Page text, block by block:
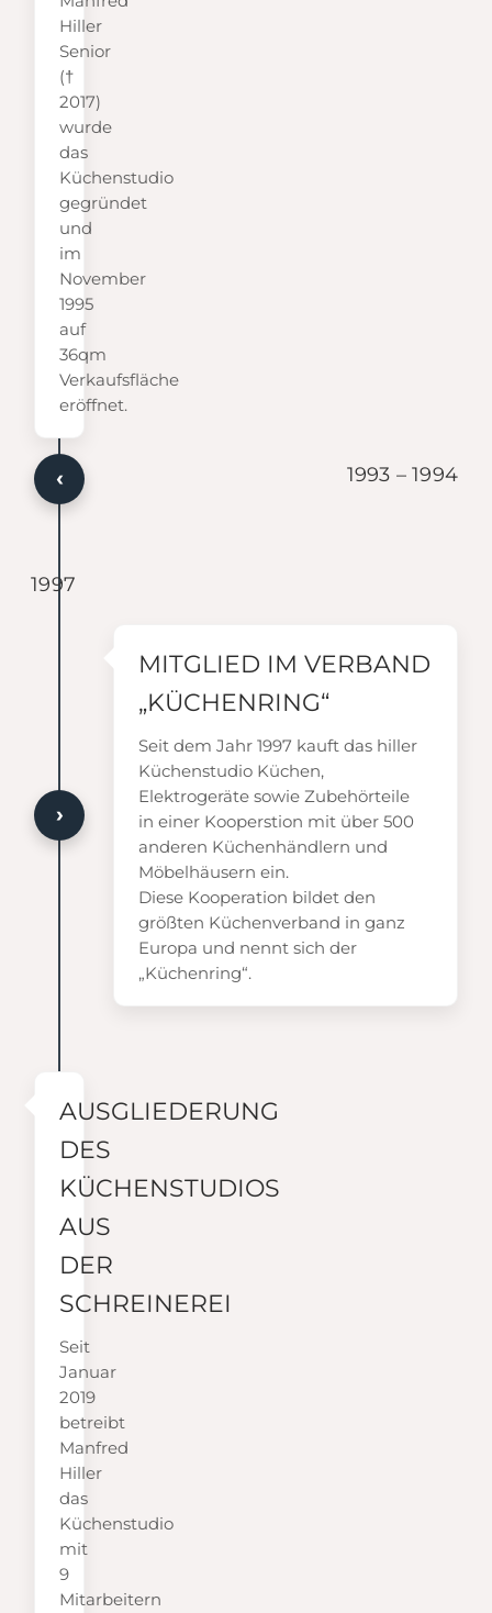
Hiller
Senior
(†
2017)
wurde
das
Küchenstudio
gegründet
und
im
November
1995
auf
36qm
Verkaufsfläche
eröffnet.
‹ 1993 – 1994
1997
›
MITGLIED IM VERBAND
„KÜCHENRING“
Seit dem Jahr 1997 kauft das hiller
Küchenstudio Küchen,
Elektrogeräte sowie Zubehörteile
in einer Kooperstion mit über 500
anderen Küchenhändlern und
Möbelhäusern ein.
Diese Kooperation bildet den
größten Küchenverband in ganz
Europa und nennt sich der
„Küchenring“.
AUSGLIEDERUNG
DES
KÜCHENSTUDIOS
AUS
DER
SCHREINEREI
Seit
Januar
2019
betreibt
Manfred
Hiller
das
Küchenstudio
mit
9
Mitarbeitern